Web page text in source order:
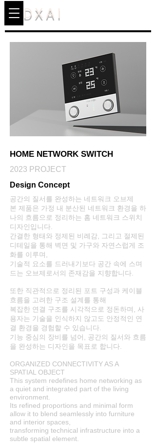
DXAI
HOME NETWORK SWITCH
2023 PROJECT
Design Concept
공간의 질서를 완성하는 네트워크 오브제
본 제품은 가정 내 분산된 네트워크 환경을 하
나의 흐름으로 정리하는 홈 네트워크 스위치
디자인입니다.
간결한 형태와 정제된 비례감, 그리고 절제된
디테일을 통해 벽면 및 가구와 자연스럽게 조
화를 이루며,
기술적 요소를 드러내기보다 공간 속에 스며
드는 오브제로서의 존재감을 지향합니다.
또한 직관적으로 정리된 포트 구성과 케이블
흐름을 고려한 구조 설계를 통해
복잡한 연결 구조를 시각적으로 정돈하며, 사
용자는 기술을 인식하지 않고도 안정적인 연
결 환경을 경험할 수 있습니다.
기능 중심의 장비를 넘어, 공간의 질서와 흐름
을 완성하는 디자인을 목표로 합니다.
ORGANIZED CONNECTIVITY AS A
SPATIAL OBJECT
This system redefines home networking as
a quiet and integrated part of the living
environment.
Its refined proportions and minimal form
allow it to blend seamlessly into furniture
and interior spaces,
transforming technical infrastructure into a
subtle spatial element.